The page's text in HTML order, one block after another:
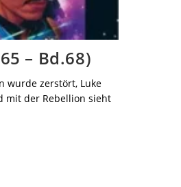
– Bd.68)
wurde zerstört, Luke
mit der Rebellion sieht